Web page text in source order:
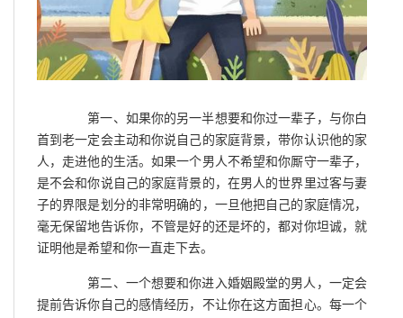
第一、如果你的另一半想要和你过一辈子，与你白
首到老一定会主动和你说自己的家庭背景，带你认识他的家
人，走进他的生活。如果一个男人不希望和你厮守一辈子，
是不会和你说自己的家庭背景的，在男人的世界里过客与妻
子的界限是划分的非常明确的，一旦他把自己的家庭情况，
毫无保留地告诉你，不管是好的还是坏的，都对你坦诚，就
证明他是希望和你一直走下去。
第二、一个想要和你进入婚姻殿堂的男人，一定会
提前告诉你自己的感情经历，不让你在这方面担心。每一个